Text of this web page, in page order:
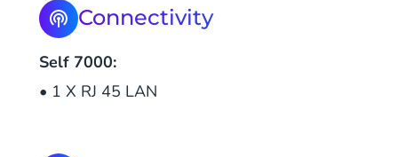
Connectivity
Self 7000:
• 1 X RJ 45 LAN